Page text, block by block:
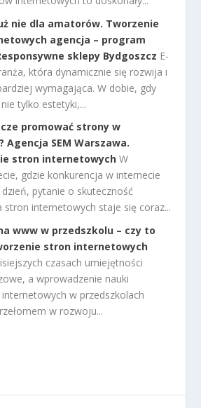
nie dla amatorów. Tworzenie
agencja – program
sklepy Bydgoszcz E-
która dynamicznie się rozwija i
wymagająca. W dobie, gdy
tylko estetyki,...
promować strony w
Agencja SEM Warszawa.
stron internetowych W
gdzie konkurencja w internecie
pytanie o skuteczność
stron internetowych staje się coraz...
www w przedszkolu – czy to
stron internetowych
czasach umiejętności
a wprowadzenie nauki
w przedszkolach
w rozwoju...